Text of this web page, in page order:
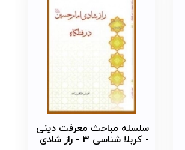
سلسله مباحث معرفت دینی
- کربلا شناسی 3 - راز شادی